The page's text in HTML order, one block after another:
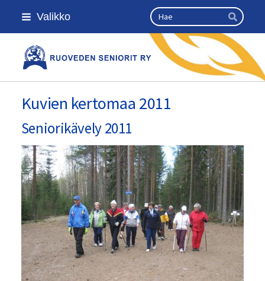
Siirry
sivun
Valikko Haku
Hae
Kansallinen senioriliitto
Kuvien kertomaa 2011
Seniorikävely 2011